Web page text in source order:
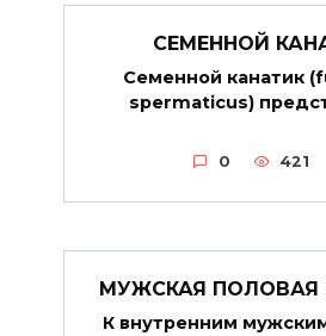
СЕМЕННОЙ
Семенной канатик
spermaticus)
0 421
МУЖСКАЯ ПОЛОВАЯ
К внутренним